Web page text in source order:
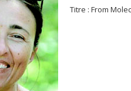
Titre : From